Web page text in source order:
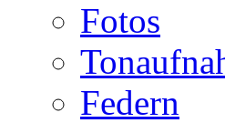
Fotos
Federn